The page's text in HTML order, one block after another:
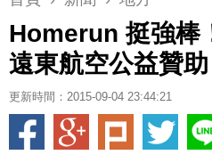
Homerun 挺強棒
遠東航空公益贊助
更新時間：2015-09-04 23:44:21